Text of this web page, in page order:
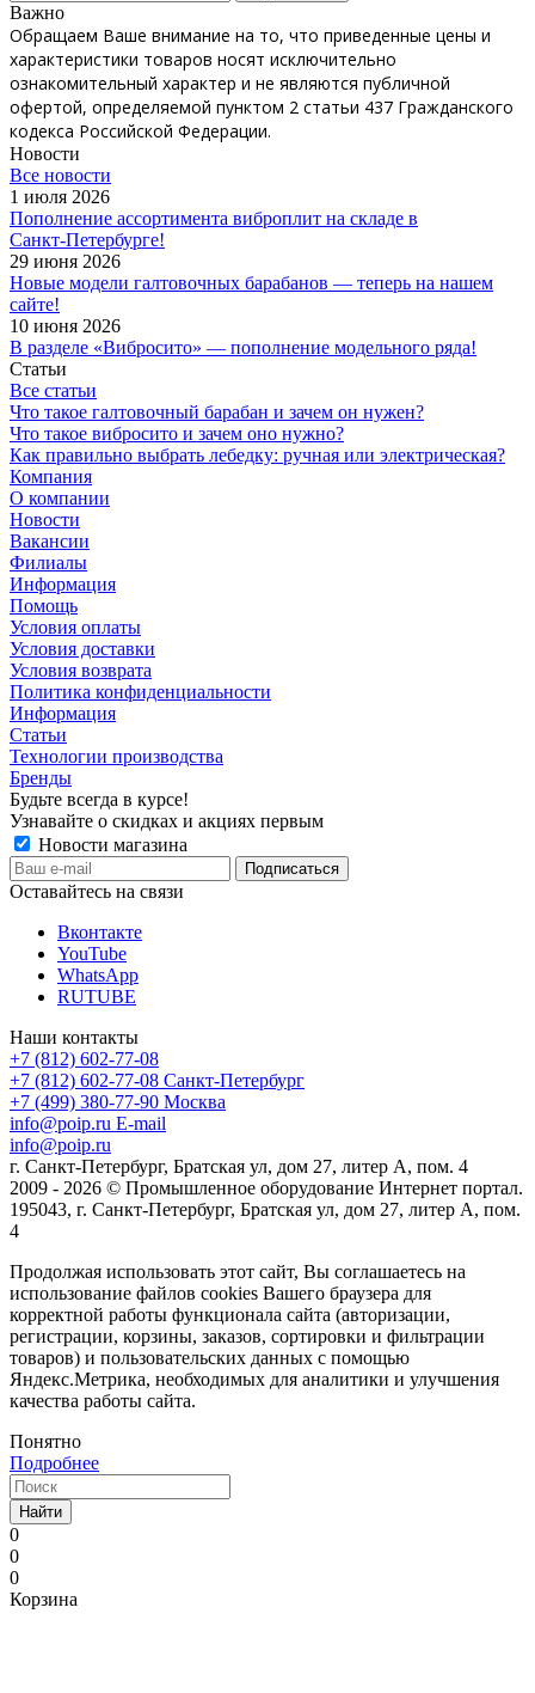
Важно
Обращаем Ваше внимание на то, что приведенные цены и
характеристики товаров носят исключительно
ознакомительный характер и не являются публичной
офертой, определяемой пунктом 2 статьи 437 Гражданского
кодекса Российской Федерации.
Новости
Все новости
1 июля 2026
Пополнение ассортимента виброплит на складе в
Санкт‑Петербурге!
29 июня 2026
Новые модели галтовочных барабанов — теперь на нашем
сайте!
10 июня 2026
В разделе «Вибросито» — пополнение модельного ряда!
Статьи
Все статьи
Что такое галтовочный барабан и зачем он нужен?
Что такое вибросито и зачем оно нужно?
Как правильно выбрать лебедку: ручная или электрическая?
Компания
О компании
Новости
Вакансии
Филиалы
Информация
Помощь
Условия оплаты
Условия доставки
Условия возврата
Политика конфиденциальности
Информация
Статьи
Технологии производства
Бренды
Будьте всегда в курсе!
Узнавайте о скидках и акциях первым
Новости магазина
Оставайтесь на связи
Вконтакте
YouTube
WhatsApp
RUTUBE
Наши контакты
+7 (812) 602-77-08
+7 (812) 602-77-08 Санкт-Петербург
+7 (499) 380-77-90 Москва
info@poip.ru E-mail
info@poip.ru
г. Санкт-Петербург, Братская ул, дом 27, литер А, пом. 4
2009 - 2026 © Промышленное оборудование Интернет портал.
195043, г. Санкт-Петербург, Братская ул, дом 27, литер А, пом.
4
Продолжая использовать этот сайт, Вы соглашаетесь на
использование файлов cookies Вашего браузера для
корректной работы функционала сайта (авторизации,
регистрации, корзины, заказов, сортировки и фильтрации
товаров) и пользовательских данных с помощью
Яндекс.Метрика, необходимых для аналитики и улучшения
качества работы сайта.
Понятно
Подробнее
Найти
0
0
0
Корзина